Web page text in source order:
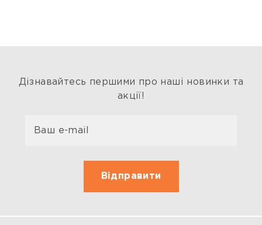
Дізнавайтесь першими про наші новинки та
акції!